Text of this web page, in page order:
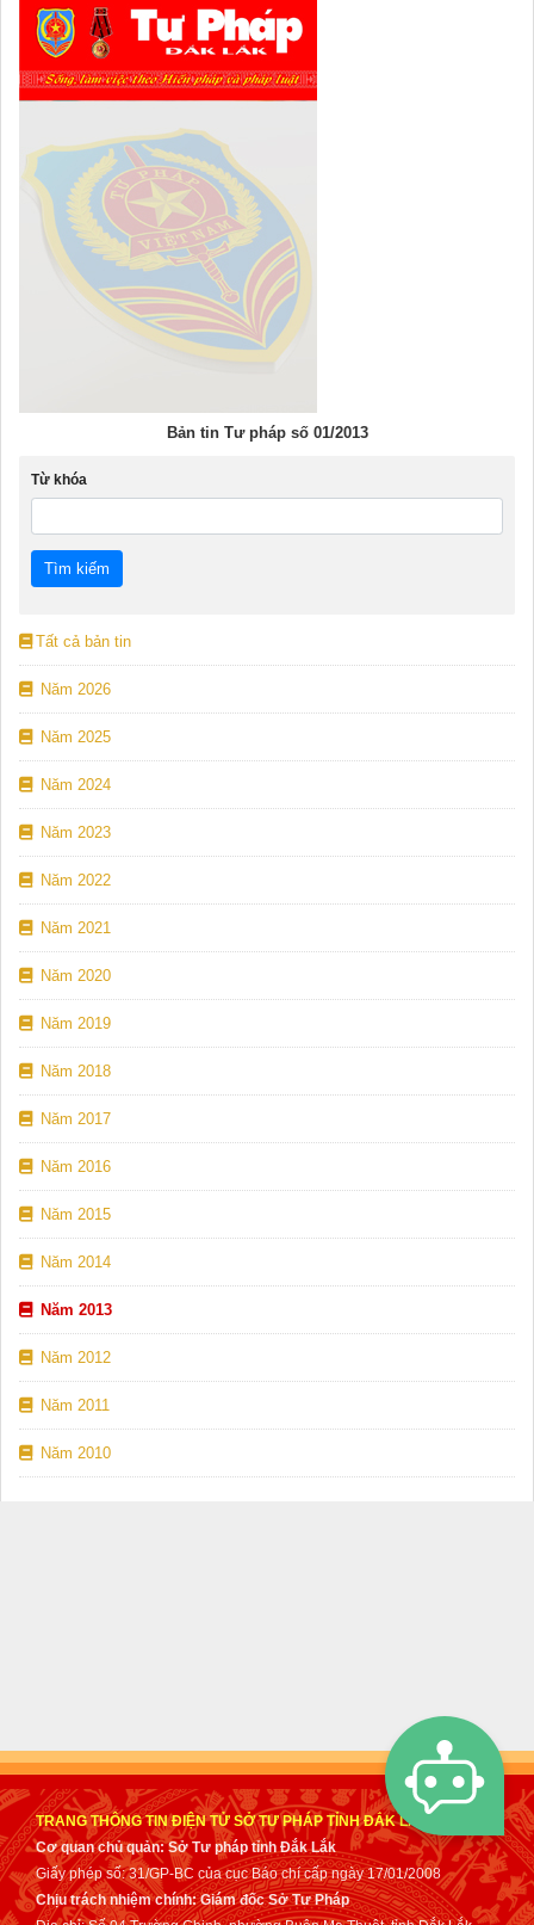
Bản tin Tư pháp số 01/2013
Từ khóa
Tất cả bản tin
Năm 2026
Năm 2025
Năm 2024
Năm 2023
Năm 2022
Năm 2021
Năm 2020
Năm 2019
Năm 2018
Năm 2017
Năm 2016
Năm 2015
Năm 2014
Năm 2013
Năm 2012
Năm 2011
Năm 2010
TRANG THÔNG TIN ĐIỆN TỬ SỞ TƯ PHÁP TỈNH ĐẮK LẮK
Cơ quan chủ quản: Sở Tư pháp tỉnh Đắk Lắk
Giấy phép số: 31/GP-BC của cục Báo chí cấp ngày 17/01/2008
Chịu trách nhiệm chính: Giám đốc Sở Tư Pháp